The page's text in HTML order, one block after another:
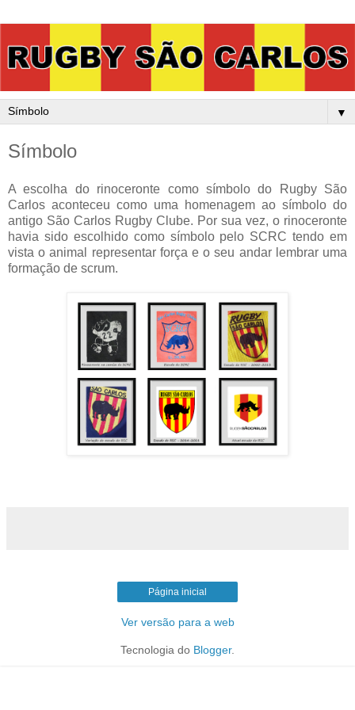
▼
Símbolo
A escolha do rinoceronte como símbolo do Rugby São
Carlos aconteceu como uma homenagem ao símbolo do
antigo São Carlos Rugby Clube. Por sua vez, o rinoceronte
havia sido escolhido como símbolo pelo SCRC tendo em
vista o animal representar força e o seu andar lembrar uma
formação de scrum.
Página inicial
Ver versão para a web
Tecnologia do Blogger.